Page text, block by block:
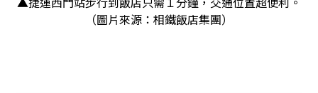
（圖片來源：相鐵飯店集團）